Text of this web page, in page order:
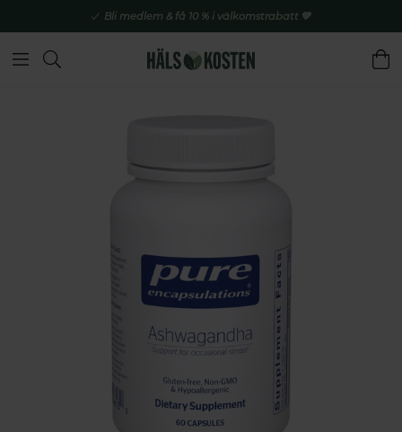
Bli medlem & få 10 % i välkomstrabatt 💚